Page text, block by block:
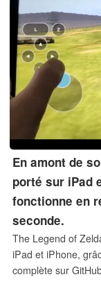
En amont de
porté sur iPad
fonctionne en
seconde.
The Legend of
iPad et iPhone,
complète sur